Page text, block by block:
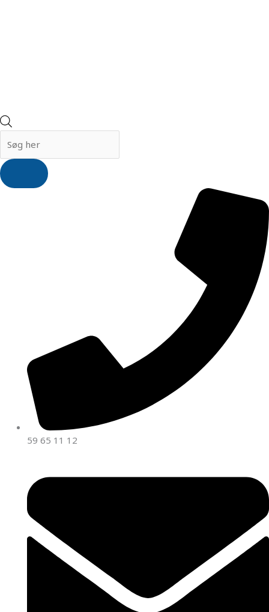
59 65 11 12